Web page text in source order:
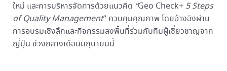
ใหม่ และการบริหารจัดการด้วยแนวคิด “Geo Check+ 5 Steps
of Quality Management” ควบคุมคุณภาพ โดยอ้างอิงผ่าน
การอบรมเชิงลึกและกิจกรรมลงพื้นที่ร่วมกับทีมผู้เชี่ยวชาญจาก
ญี่ปุ่น ช่วงกลางเดือนมิถุนายนนี้